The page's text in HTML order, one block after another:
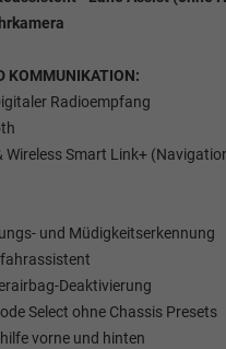
KOMMUNIKATION:
Radioempfang
Wireless Smart Link+
und Müdigkeitserkennung
Deaktivierung
Select ohne Chassis Presets
vorne und hinten